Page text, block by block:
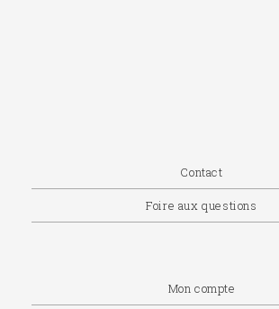
Contact
Foire aux questions
Mon compte